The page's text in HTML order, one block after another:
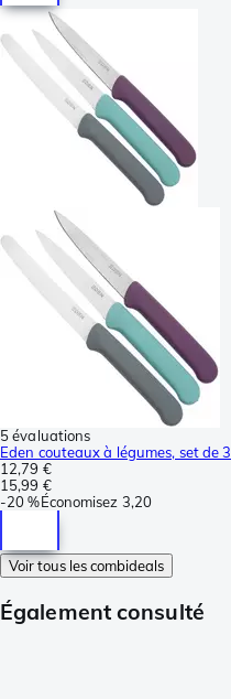
5 évaluations
Eden couteaux à légumes, set de 3
12,79 €
15,99 €
-20 %Économisez 3,20
Voir tous les combideals
Également consulté